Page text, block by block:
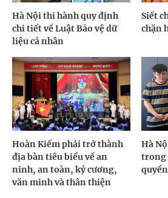
Hà Nội thi hành quy định
chi tiết về Luật Bảo vệ dữ
liệu cá nhân
Siết
chặn
Hoàn Kiếm phải trở thành
địa bàn tiêu biểu về an
ninh, an toàn, kỷ cương,
văn minh và thân thiện
Hà
trong